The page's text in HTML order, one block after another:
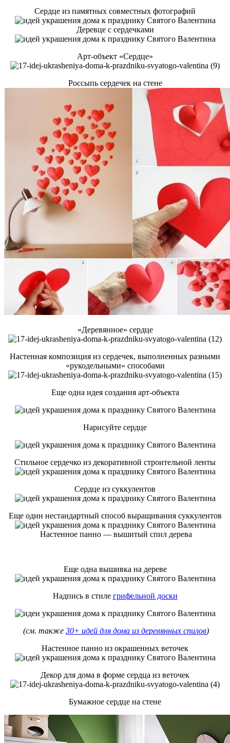
Сердце из памятных совместных фотографий
Деревце с сердечками
Арт-объект «Сердце»
Россыпь сердечек на стене
«Деревянное» сердце
Настенная композиция из сердечек, выполненных разными
«рукодельными» способами
Еще одна идея создания арт-объекта
Нарисуйте сердце
Стильное сердечко из декоративной строительной ленты
Сердце из суккулентов
Еще один нестандартный способ выращивания суккулентов
Настенное панно — вышитый спил дерева
Еще одна вышивка на дереве
Надпись в стиле грифельной доски
(см. также 30+ идей для дома из деревянных спилов)
Настенное панно из окрашенных веточек
Декор для дома в форме сердца из веточек
Бумажное сердце на стене